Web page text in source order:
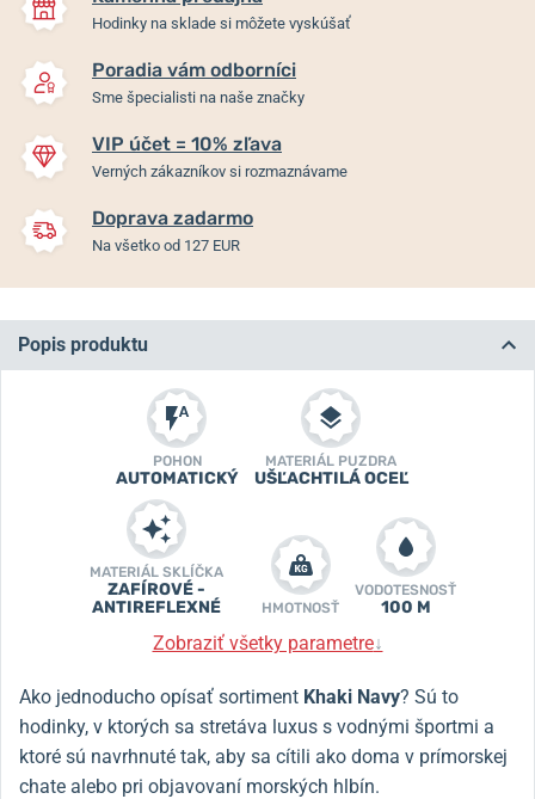
Hodinky na sklade si môžete vyskúšať
Poradia vám odborníci
Sme špecialisti na naše značky
VIP účet = 10% zľava
Verných zákazníkov si rozmaznávame
Doprava zadarmo
Na všetko od 127 EUR
Popis produktu
POHON
AUTOMATICKÝ
MATERIÁL PUZDRA
UŠĽACHTILÁ OCEĽ
MATERIÁL SKLÍČKA
ZAFÍROVÉ -
ANTIREFLEXNÉ
HMOTNOSŤ
VODOTESNOSŤ
100 M
Zobraziť všetky parametre↓
Ako jednoducho opísať sortiment Khaki Navy? Sú to
hodinky, v ktorých sa stretáva luxus s vodnými športmi a
ktoré sú navrhnuté tak, aby sa cítili ako doma v prímorskej
chate alebo pri objavovaní morských hlbín.